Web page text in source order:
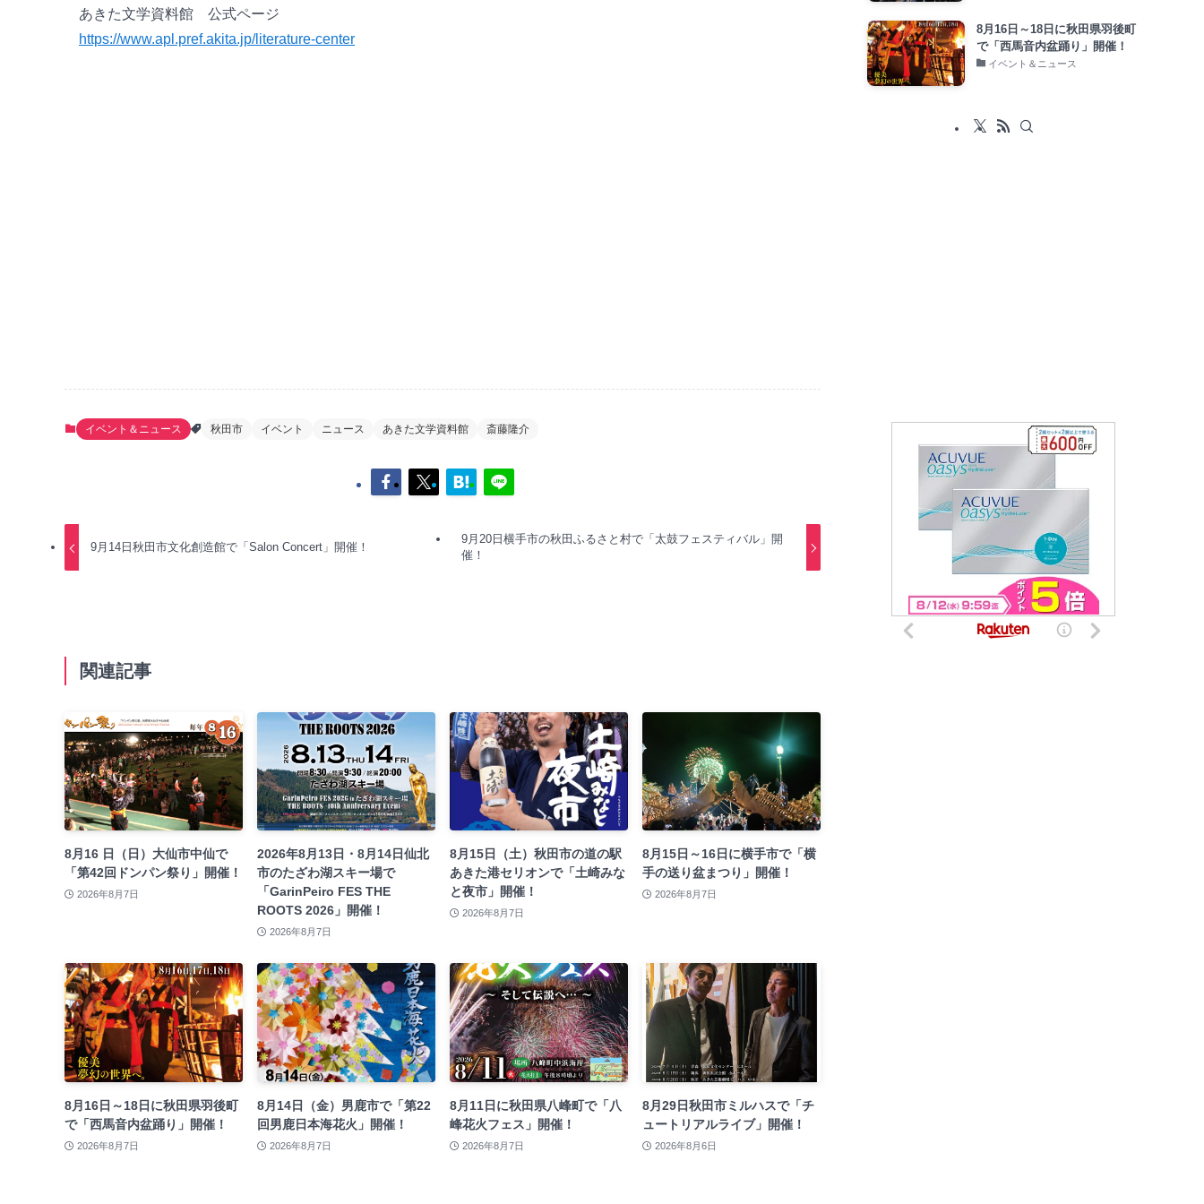
あきた文学資料館 公式ページ
https://www.apl.pref.akita.jp/literature-center
イベント＆ニュース 秋田市 イベント ニュース あきた文学資料館 斎藤隆介
9月14日秋田市文化創造館で「Salon Concert」開催！
9月20日横手市の秋田ふるさと村で「太鼓フェスティバル」開
催！
関連記事
8月16 日（日）大仙市中仙で
「第42回ドンパン祭り」開催！
2026年8月7日
2026年8月13日・8月14日仙北
市のたざわ湖スキー場で
「GarinPeiro FES THE
ROOTS 2026」開催！
2026年8月7日
8月15日（土）秋田市の道の駅
あきた港セリオンで「土崎みな
と夜市」開催！
2026年8月7日
8月15日～16日に横手市で「横
手の送り盆まつり」開催！
2026年8月7日
8月16日～18日に秋田県羽後町
で「西馬音内盆踊り」開催！
2026年8月7日
8月14日（金）男鹿市で「第22
回男鹿日本海花火」開催！
2026年8月7日
8月11日に秋田県八峰町で「八
峰花火フェス」開催！
2026年8月7日
8月29日秋田市ミルハスで「チ
ュートリアルライブ」開催！
2026年8月6日
8月16日～18日に秋田県羽後町
で「西馬音内盆踊り」開催！
イベント＆ニュース